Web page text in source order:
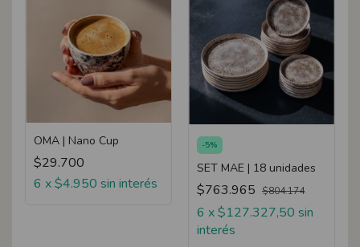
OMA | Nano Cup
$29.700
6 x$4.950 sin interés
-5%
SET MAE | 18 unidades
$763.965 $804.174
6 x$127.327,50 sin
interés